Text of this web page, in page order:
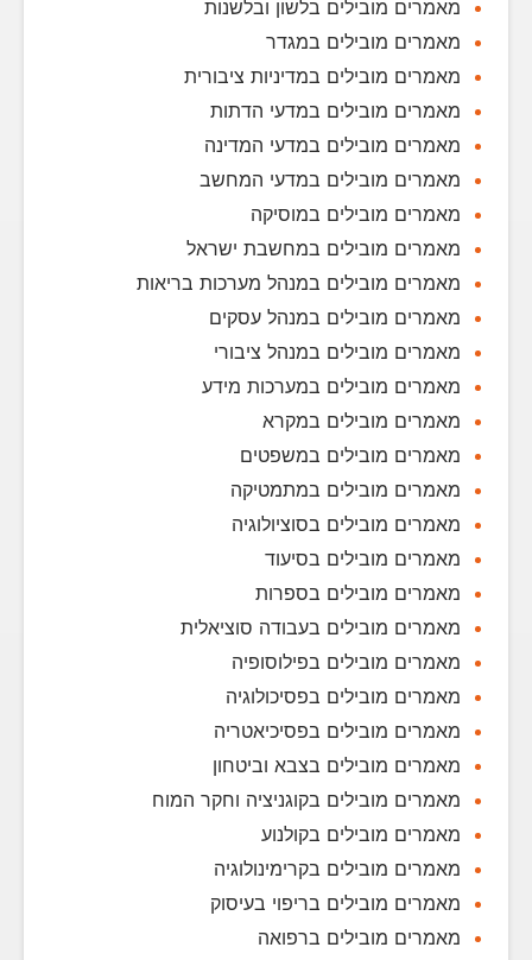
מאמרים מובילים בלשון ובלשנות
מאמרים מובילים במגדר
מאמרים מובילים במדיניות ציבורית
מאמרים מובילים במדעי הדתות
מאמרים מובילים במדעי המדינה
מאמרים מובילים במדעי המחשב
מאמרים מובילים במוסיקה
מאמרים מובילים במחשבת ישראל
מאמרים מובילים במנהל מערכות בריאות
מאמרים מובילים במנהל עסקים
מאמרים מובילים במנהל ציבורי
מאמרים מובילים במערכות מידע
מאמרים מובילים במקרא
מאמרים מובילים במשפטים
מאמרים מובילים במתמטיקה
מאמרים מובילים בסוציולוגיה
מאמרים מובילים בסיעוד
מאמרים מובילים בספרות
מאמרים מובילים בעבודה סוציאלית
מאמרים מובילים בפילוסופיה
מאמרים מובילים בפסיכולוגיה
מאמרים מובילים בפסיכיאטריה
מאמרים מובילים בצבא וביטחון
מאמרים מובילים בקוגניציה וחקר המוח
מאמרים מובילים בקולנוע
מאמרים מובילים בקרימינולוגיה
מאמרים מובילים בריפוי בעיסוק
מאמרים מובילים ברפואה